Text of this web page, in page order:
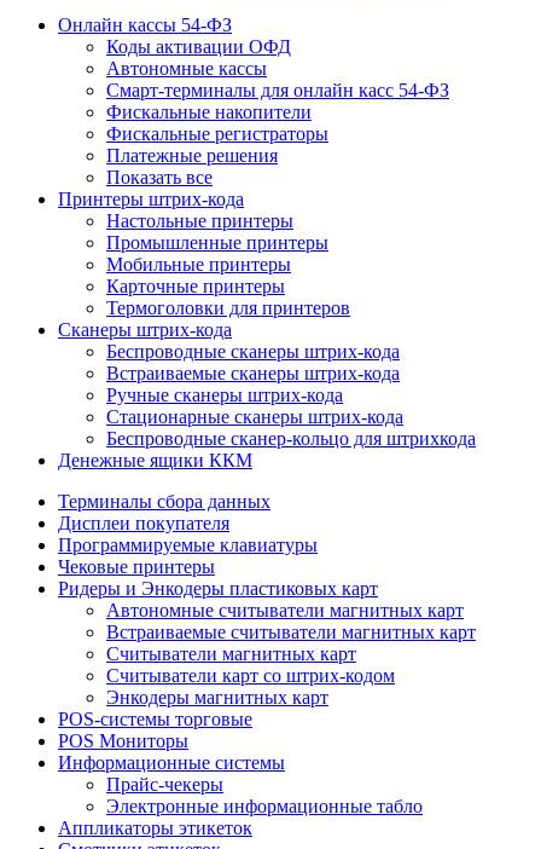
Онлайн кассы 54-ФЗ
Коды активации ОФД
Автономные кассы
Смарт-терминалы для онлайн касс 54-ФЗ
Фискальные накопители
Фискальные регистраторы
Платежные решения
Показать все
Принтеры штрих-кода
Настольные принтеры
Промышленные принтеры
Мобильные принтеры
Карточные принтеры
Термоголовки для принтеров
Сканеры штрих-кода
Беспроводные сканеры штрих-кода
Встраиваемые сканеры штрих-кода
Ручные сканеры штрих-кода
Стационарные сканеры штрих-кода
Беспроводные сканер-кольцо для штрихкода
Денежные ящики ККМ
Терминалы сбора данных
Дисплеи покупателя
Программируемые клавиатуры
Чековые принтеры
Ридеры и Энкодеры пластиковых карт
Автономные считыватели магнитных карт
Встраиваемые считыватели магнитных карт
Считыватели магнитных карт
Считыватели карт со штрих-кодом
Энкодеры магнитных карт
POS-системы торговые
POS Мониторы
Информационные системы
Прайс-чекеры
Электронные информационные табло
Аппликаторы этикеток